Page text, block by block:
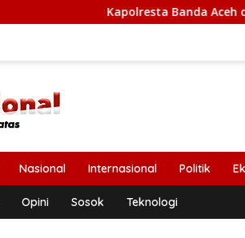
Kapolresta Banda Aceh dan Kasat
Nasional Internasional Politik
Opini Sosok Teknologi